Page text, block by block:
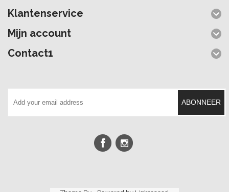
Klantenservice
Mijn account
Contact1
ABONNEER